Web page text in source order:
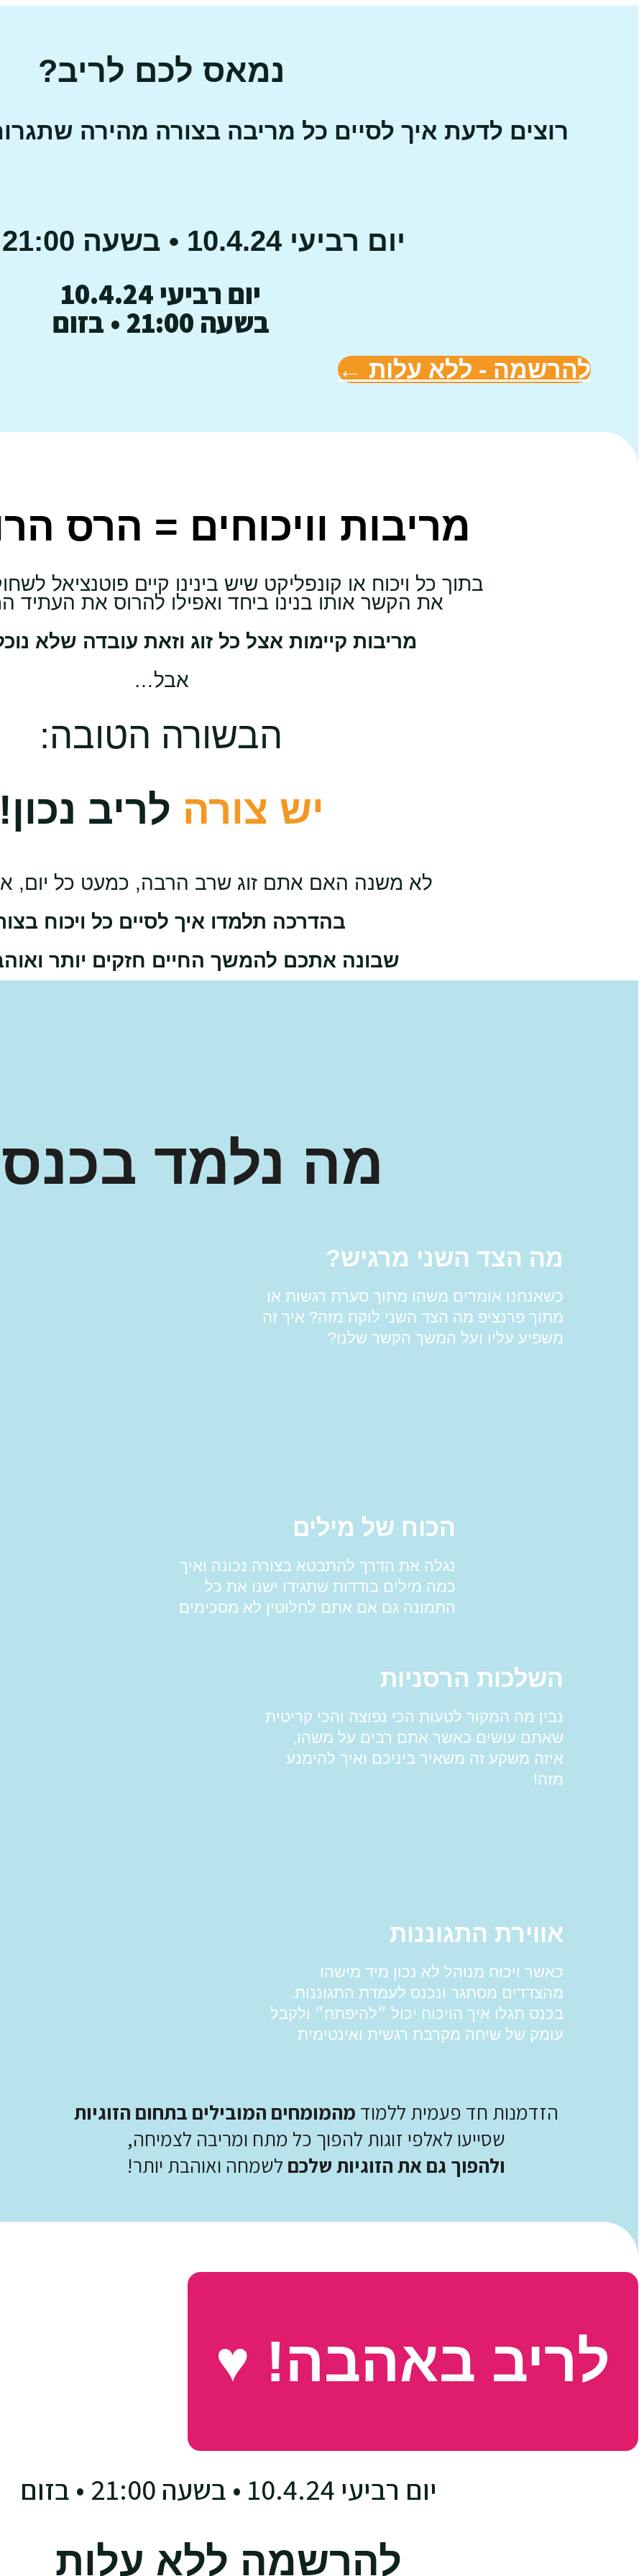
נמאס לכם לריב?
רוצים לדעת איך לסיים כל מריבה בצורה מהירה
יום רביעי 10.4.24 • בשעה 21:00 • בזום
יום רביעי 10.4.24
בשעה 21:00 • בזום
להרשמה - ללא עלות ←
מריבות וויכוחים = הרס
בתוך כל ויכוח או קונפליקט שיש בינינו קיים פוטנציאל
את הקשר אותו בנינו ביחד ואפילו להרוס את
מריבות קיימות אצל כל זוג וזאת עובדה שלא
אבל…
הבשורה הטובה:
יש צורה לריב
לא משנה האם אתם זוג שרב הרבה, כמעט כל יום,
בהדרכה תלמדו איך לסיים כל ויכוח
שבונה אתכם להמשך החיים חזקים יותר
מה נלמד
מה הצד השני מרגיש?
כשאנחנו אומרים משהו מתוך סערת רגשות או
מתוך פרנציפ מה הצד השני לוקח מזה? איך זה
משפיע עליו ועל המשך הקשר שלנו?
הכוח של מילים
נגלה את הדרך להתבטא בצורה נכונה ואיך
כמה מילים בודדות שתגידו ישנו את כל
התמונה גם אם אתם לחלוטין לא מסכימים
השלכות הרסניות
נבין מה המקור לטעות הכי נפוצה והכי קריטית
שאתם עושים כאשר אתם רבים על משהו,
איזה משקע זה משאיר ביניכם ואיך להימנע
מזה!
אווירת התגוננות
כאשר ויכוח מנוהל לא נכון מיד מישהו
מהצדדים מסתגר ונכנס לעמדת התגוננות.
בכנס תגלו איך הויכוח יכול ״להיפתח״ ולקבל
עומק של שיחה מקרבת רגשית ואינטימית
הזדמנות חד פעמית ללמוד מהמומחים המובילים בתחום הזוגיות
שסייעו לאלפי זוגות להפוך כל מתח ומריבה לצמיחה,
ולהפוך גם את הזוגיות שלכם לשמחה ואוהבת יותר!
לריב באהבה! ♥
יום רביעי 10.4.24 • בשעה 21:00 • בזום
להרשמה ללא עלות